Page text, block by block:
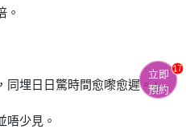
。
同埋日日驚時間愈嚟愈遲。」
唔少見。
立即
預約
17